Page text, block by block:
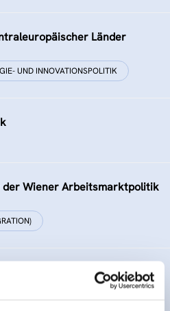
Länder
UND INNOVATIONSPOLITIK
der Wiener Arbeitsmarktpolitik